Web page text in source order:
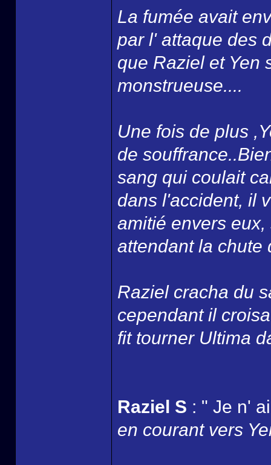
La fumée avait
par l' attaque des
que Raziel et Yen
monstrueuse....
Une fois de plus
de
sang qui coulait
dans l'accident, il
amitié envers
attendant la chute
Raziel cracha du
cependant il
fit tourner Ultima
Raziel S : " Je n'
en courant vers